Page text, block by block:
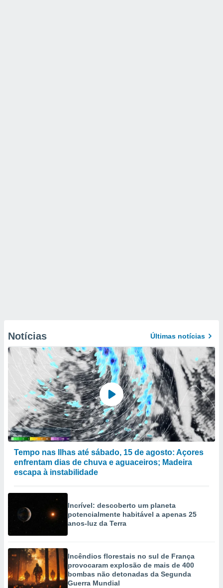
Notícias Últimas notícias
Tempo nas Ilhas até sábado, 15 de agosto: Açores
enfrentam dias de chuva e aguaceiros; Madeira
escapa à instabilidade
Incrível: descoberto um planeta
potencialmente habitável a apenas 25
anos-luz da Terra
Incêndios florestais no sul de França
provocaram explosão de mais de 400
bombas não detonadas da Segunda
Guerra Mundial